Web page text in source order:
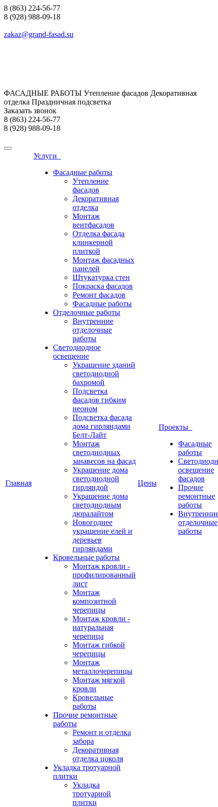
8 (863) 224-56-77
8 (928) 988-09-18
zakaz@grand-fasad.su
ФАСАДНЫЕ РАБОТЫ Утепление фасадов Декоративная
отделка Праздничная подсветка
Заказать звонок
8 (863) 224-56-77
8 (928) 988-09-18
Главная
Услуги
Фасадные работы
Утепление
фасадов
Декоративная
отделка
Монтаж
вентфасадов
Отделка фасада
клинкерной
плиткой
Монтаж фасадных
панелей
Штукатурка стен
Покраска фасадов
Ремонт фасадов
Фасадные работы
Отделочные работы
Внутренние
отделочные
работы
Светодиодное
освещение
Украшение зданий
светодиодной
бахромой
Подсветка
фасадов гибким
неоном
Подсветка фасада
дома гирляндами
Белт-Лайт
Монтаж
светодиодных
занавесов на фасад
Украшение дома
светодиодной
гирляндой
Украшение дома
светодиодным
дюралайтом
Новогоднее
украшение елей и
деревьев
гирляндами
Кровельные работы
Монтаж кровли -
профилированный
лист
Монтаж
композитной
черепицы
Монтаж кровли -
натуральная
черепица
Монтаж гибкой
черепицы
Монтаж
металлочерепицы
Монтаж мягкой
кровли
Кровельные
работы
Прочие ремонтные
работы
Ремонт и отделка
забора
Декоративная
отделка цоколя
Укладка тротуарной
плитки
Укладка
тротуарной
плитки
Цены
Проекты
Фасадные
работы
освещение
фасадов
Прочие
ремонтные
работы
отделочные
работы